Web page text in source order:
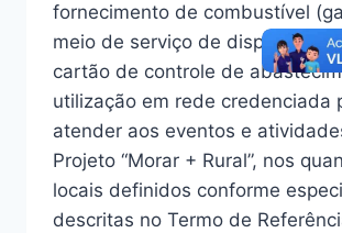
fornecimento de combustível
meio de serviço de
cartão de controle de
utilização em rede credenciada
atender aos eventos e
Projeto “Morar + Rural”, nos
locais definidos conforme
descritas no Termo de